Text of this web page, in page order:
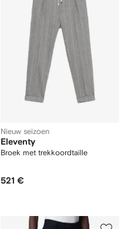
Nieuw seizoen
Eleventy
Broek met trekkoordtaille
521 €